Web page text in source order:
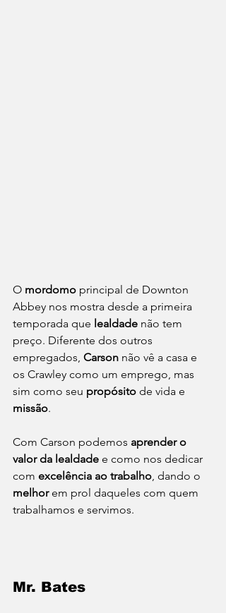
O mordomo principal de Downton
Abbey nos mostra desde a primeira
temporada que lealdade não tem
preço. Diferente dos outros
empregados, Carson não vê a casa e
os Crawley como um emprego, mas
sim como seu propósito de vida e
missão.
Com Carson podemos aprender o
valor da lealdade e como nos dedicar
com excelência ao trabalho, dando o
melhor em prol daqueles com quem
trabalhamos e servimos.
Mr. Bates